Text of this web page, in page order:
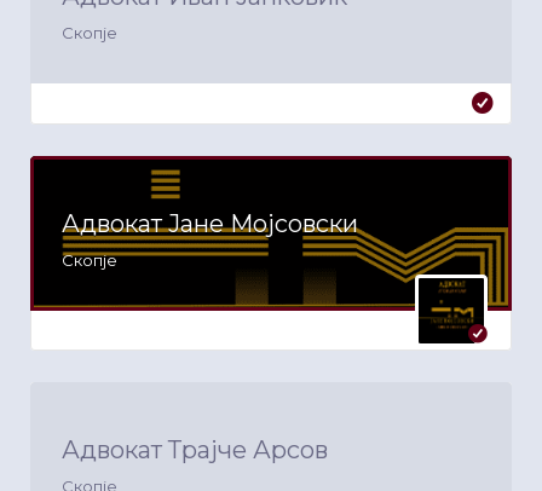
Скопје
Адвокат Јане Мојсовски
Скопје
Адвокат Трајче Арсов
Скопје